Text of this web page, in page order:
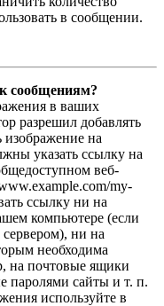
в сообщении.
сообщениям?
в ваших
разрешил добавлять
изображение на
указать ссылку на
веб-
my-
ссылку ни на
компьютере (если
ни на
необходима
на почтовые ящики
паролями сайты и т. п.
используйте в